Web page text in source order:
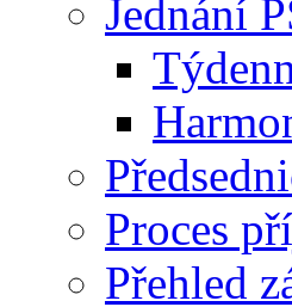
Jednání
Proces
Přehled